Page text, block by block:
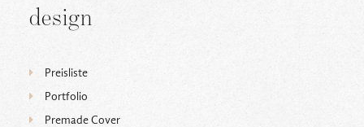
design
Preisliste
Portfolio
Premade Cover